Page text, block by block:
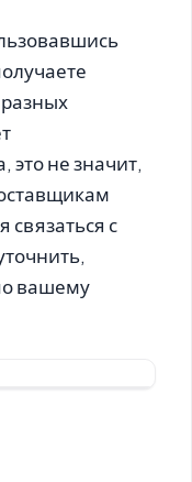
это не значит,
связаться с
вашему